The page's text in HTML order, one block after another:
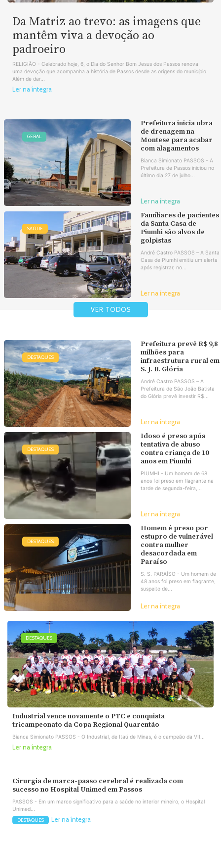
Da Matriz ao trevo: as imagens que
mantêm viva a devoção ao
padroeiro
RELIGIÃO - Celebrado hoje, 6, o Dia do Senhor Bom Jesus dos Passos renova
uma devoção que acompanha a história de Passos desde as origens do município.
Além de dar...
Ler na íntegra
GERAL
Prefeitura inicia obra
de drenagem na
Montese para acabar
com alagamentos
Bianca Simionato PASSOS - A
Prefeitura de Passos iniciou no
último dia 27 de julho...
Ler na íntegra
SAÚDE
Familiares de pacientes
da Santa Casa de
Piumhi são alvos de
golpistas
André Castro PASSOS – A Santa
Casa de Piumhi emitiu um alerta
após registrar, no...
Ler na íntegra
VER TODOS
DESTAQUES
Prefeitura prevê R$ 9,8
milhões para
infraestrutura rural em
S. J. B. Glória
André Castro PASSOS – A
Prefeitura de São João Batista
do Glória prevê investir R$...
Ler na íntegra
DESTAQUES
Idoso é preso após
tentativa de abuso
contra criança de 10
anos em Piumhi
PIUMHI - Um homem de 68
anos foi preso em flagrante na
tarde de segunda-feira,...
Ler na íntegra
DESTAQUES
Homem é preso por
estupro de vulnerável
contra mulher
desacordada em
Paraíso
S. S. PARAÍSO - Um homem de
48 anos foi preso em flagrante,
suspeito de...
Ler na íntegra
DESTAQUES
Industrial vence novamente o PTC e conquista
tricampeonato da Copa Regional Quarentão
Bianca Simionato PASSOS - O Industrial, de Itaú de Minas, é o campeão da VII...
Ler na íntegra
Cirurgia de marca-passo cerebral é realizada com
sucesso no Hospital Unimed em Passos
PASSOS - Em um marco significativo para a saúde no interior mineiro, o Hospital
Unimed...
DESTAQUES Ler na íntegra